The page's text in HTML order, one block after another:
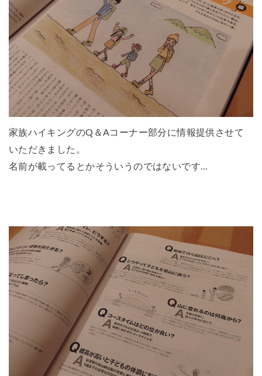
家族ハイキングのQ＆Aコーナー部分に情報提供させて
いただきました。
名前が載ってるとかそういうのではないです…